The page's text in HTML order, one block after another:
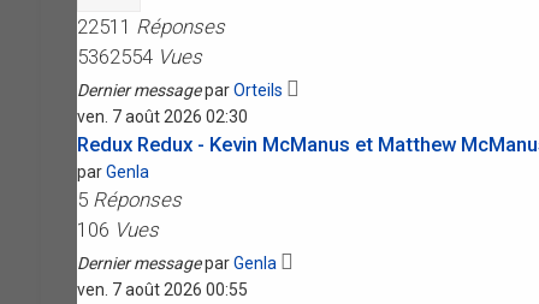
22511 Réponses
5362554 Vues
Dernier messageparOrteils
ven. 7 août 2026 02:30
Redux Redux - Kevin McManus et Matthew
parGenla
5 Réponses
106 Vues
Dernier messageparGenla
ven. 7 août 2026 00:55